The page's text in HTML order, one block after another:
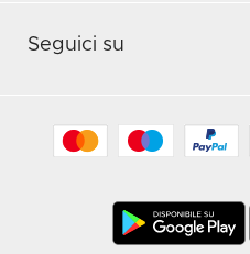
Seguici su